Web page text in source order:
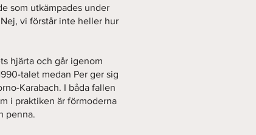
som utkämpades under
vi förstår inte heller hur
hjärta och går igenom
talet medan Per ger sig
Karabach. I båda fallen
i praktiken är förmoderna
penna.